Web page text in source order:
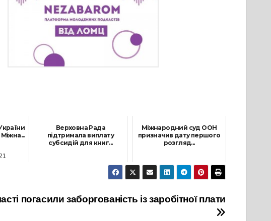
Міжна...
Верховна Рада
підтримала виплату
субсидій для книг...
Міжнародний суд ООН
призначив дату першого
розгляд...
2 Березня, 2022
погасили заборгованість із заробітної плати